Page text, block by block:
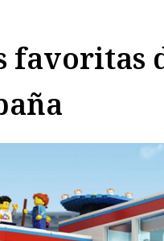
favoritas